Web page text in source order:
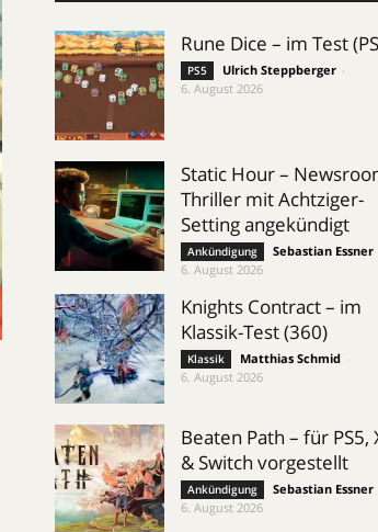
Ulrich hat alles…
Rune Dice – im Test
PS5 Ulrich Steppberger
6. August 2026
Static Hour –
Thriller mit Achtziger-
Setting angekündigt
Ankündigung Sebastian Essner
6. August 2026
Knights Contract – im
Klassik-Test (360)
Klassik Matthias Schmid
6. August 2026
Beaten Path – für PS5,
& Switch vorgestellt
Ankündigung Sebastian Essner
6. August 2026